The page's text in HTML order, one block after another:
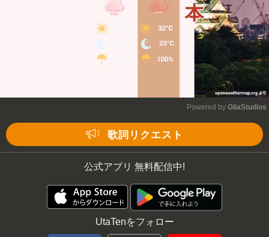
Powered by GliaStudios
歌詞リクエスト
公式アプリ 無料配信中!
UtaTenをフォロー